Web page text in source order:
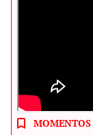
La Lotería EN
Telemetro. Foto:
MOMENTOS